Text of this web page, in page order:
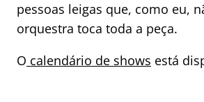
pessoas leigas que, como eu,
orquestra toca toda a peça.
O calendário de shows está